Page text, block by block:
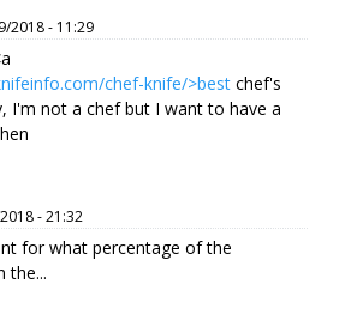
2018 - 11:29
chef-knife/>best chef's
I'm not a chef but I want to have a
- 21:32
for what percentage of the
the...